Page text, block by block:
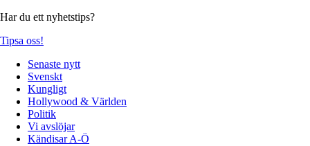
Har du ett nyhetstips?
Tipsa oss!
Senaste nytt
Svenskt
Kungligt
Hollywood & Världen
Politik
Vi avslöjar
Kändisar A-Ö